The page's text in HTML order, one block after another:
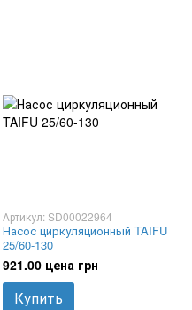
Артикул: SD00022964
Насос циркуляционный TAIFU
25/60-130
921.00 цена грн
Купить